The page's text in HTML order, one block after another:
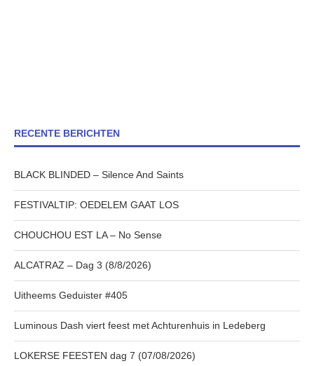
RECENTE BERICHTEN
BLACK BLINDED – Silence And Saints
FESTIVALTIP: OEDELEM GAAT LOS
CHOUCHOU EST LA – No Sense
ALCATRAZ – Dag 3 (8/8/2026)
Uitheems Geduister #405
Luminous Dash viert feest met Achturenhuis in Ledeberg
LOKERSE FEESTEN dag 7 (07/08/2026)